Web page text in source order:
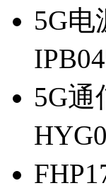
5G电
5G通